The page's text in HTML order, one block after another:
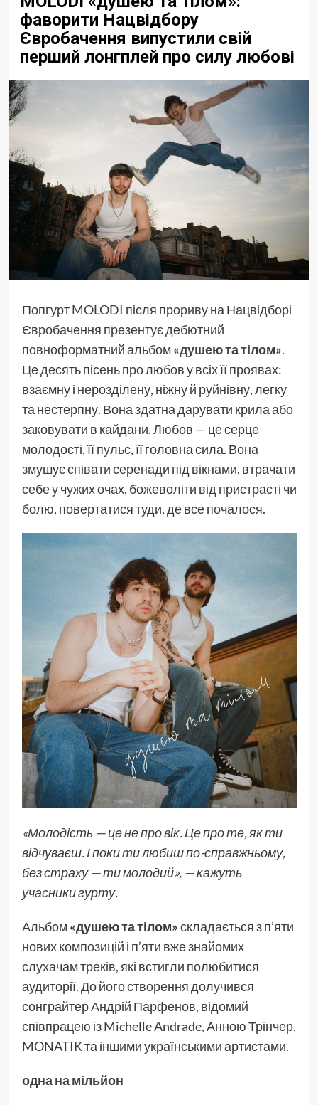
фаворити Нацвідбору
Євробачення випустили свій
перший лонгплей про силу любові
Попгурт MOLODI після прориву на Нацвідборі
Євробачення презентує дебютний
повноформатний альбом«душею та тілом».
Це десять пісень про любов у всіх її проявах:
взаємну і нерозділену, ніжну й руйнівну, легку
та нестерпну. Вона здатна дарувати крила або
заковувати в кайдани. Любов — це серце
молодості, її пульс, її головна сила. Вона
змушує співати серенади під вікнами, втрачати
себе у чужих очах, божеволіти від пристрасті чи
болю, повертатися туди, де все почалося.
«Молодість — це не про вік. Це про те, як ти
відчуваєш. І поки ти любиш по-справжньому,
без страху — ти молодий», — кажуть
учасники гурту.
Альбом«душею та тілом»складається з п’яти
нових композицій і п’яти вже знайомих
слухачам треків, які встигли полюбитися
аудиторії. До його створення долучився
сонграйтер Андрій Парфенов, відомий
співпрацею із Michelle Andrade, Анною Трінчер,
MONATIK та іншими українськими артистами.
одна на мільйон